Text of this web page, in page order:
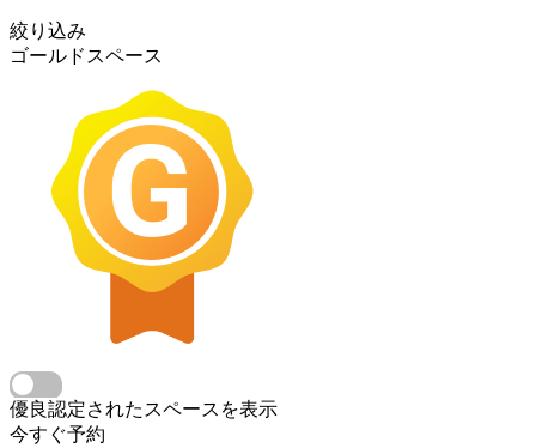
絞り込み
ゴールドスペース
優良認定されたスペースを表示
今すぐ予約